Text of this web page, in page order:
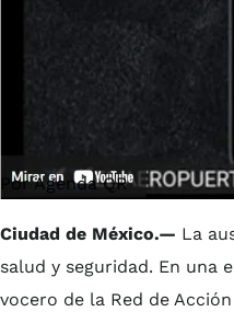
Por Agenda QR
Ciudad de México.— La
salud y seguridad. En una
vocero de la Red de